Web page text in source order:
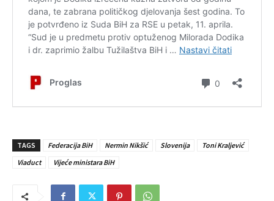
TAGS Federacija BiH Nermin Nikšić Slovenija
Toni Kraljević
Viaduct
Vijeće ministara BiH